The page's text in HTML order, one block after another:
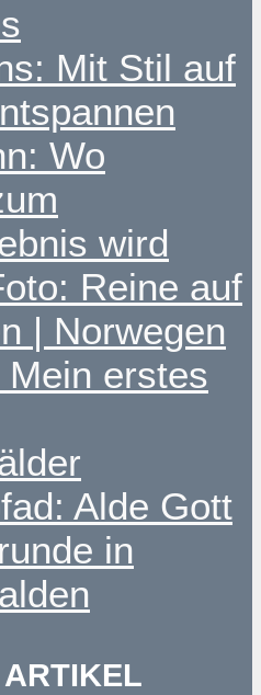
Mit Stil auf
Wo
wird
Reine auf
| Norwegen
erstes
Alde Gott
in